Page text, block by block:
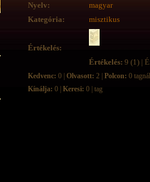
Nyelv:
magyar
Kategória:
misztikus
Értékelés:
Értékelés: 9 (1) |
Kedvenc: 0 | Olvasott: 2 | Polcon: 0 tagnál
Kínálja: 0 | Keresi: 0 | tag